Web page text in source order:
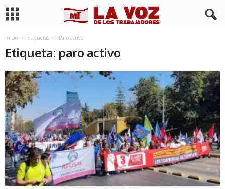
Inicio Etiquetas Paro activo
Etiqueta: paro activo